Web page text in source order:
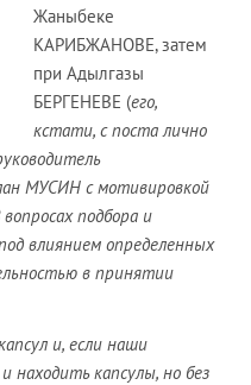
Жаныбеке
КАРИБЖАНОВЕ, затем
при Адылгазы
БЕРГЕНЕВЕ (его,
кстати, с поста лично
МУСИН с мотивировкой
подбора и
влиянием определенных
в принятии
и, если наши
находить капсулы, но без